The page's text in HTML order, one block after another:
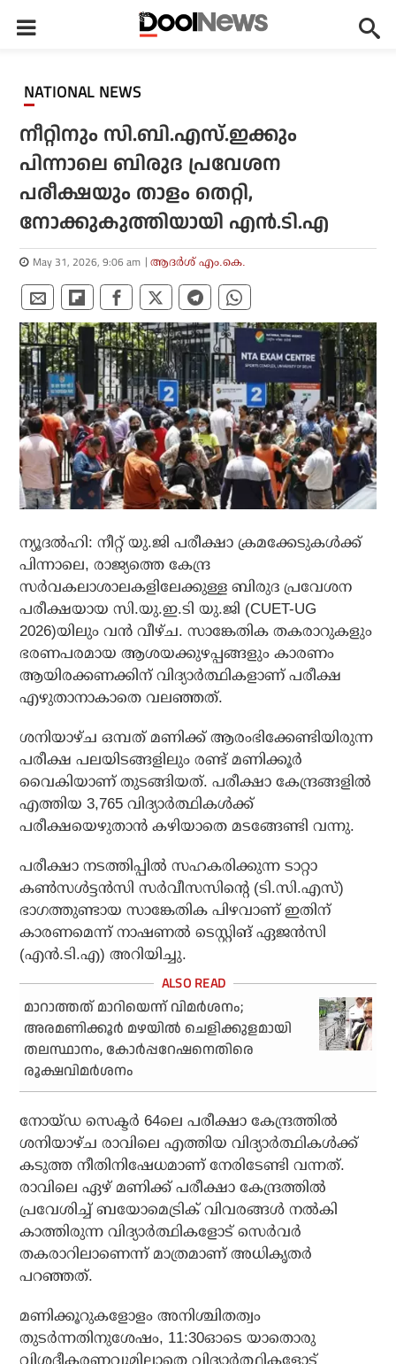
NATIONAL NEWS
നീറ്റിനും സി.ബി.എസ്.ഇക്കും
പിന്നാലെ ബിരുദ പ്രവേശന
പരീക്ഷയും താളം തെറ്റി,
നോക്കുകുത്തിയായി എന്‍.ടി.എ
May 31, 2026, 9:06 am ആദർശ് എം.കെ.
ന്യൂദല്‍ഹി: നീറ്റ് യു.ജി പരീക്ഷാ ക്രമക്കേടുകള്‍ക്ക്
പിന്നാലെ, രാജ്യത്തെ കേന്ദ്ര
സര്‍വകലാശാലകളിലേക്കുള്ള ബിരുദ പ്രവേശന
പരീക്ഷയായ സി.യു.ഇ.ടി യു.ജി (CUET-UG
2026)യിലും വന്‍ വീഴ്ച. സാങ്കേതിക തകരാറുകളും
ഭരണപരമായ ആശയക്കുഴപ്പങ്ങളും കാരണം
ആയിരക്കണക്കിന് വിദ്യാര്‍ത്ഥികളാണ് പരീക്ഷ
എഴുതാനാകാതെ വലഞ്ഞത്.
ശനിയാഴ്ച ഒമ്പത്‌ മണിക്ക് ആരംഭിക്കേണ്ടിയിരുന്ന
പരീക്ഷ പലയിടങ്ങളിലും രണ്ട് മണിക്കൂര്‍
വൈകിയാണ് തുടങ്ങിയത്. പരീക്ഷാ കേന്ദ്രങ്ങളില്‍
എത്തിയ 3,765 വിദ്യാര്‍ത്ഥികള്‍ക്ക്
പരീക്ഷയെഴുതാന്‍ കഴിയാതെ മടങ്ങേണ്ടി വന്നു.
പരീക്ഷാ നടത്തിപ്പില്‍ സഹകരിക്കുന്ന ടാറ്റാ
കണ്‍സള്‍ട്ടന്‍സി സര്‍വീസസിന്റെ (ടി.സി.എസ്)
ഭാഗത്തുണ്ടായ സാങ്കേതിക പിഴവാണ് ഇതിന്
കാരണമെന്ന് നാഷണല്‍ ടെസ്റ്റിങ് ഏജന്‍സി
(എന്‍.ടി.എ) അറിയിച്ചു.
മാറാത്തത് മാറിയെന്ന് വിമര്‍ശനം;
അരമണിക്കൂര്‍ മഴയില്‍ ചെളിക്കുളമായി
തലസ്ഥാനം, കോര്‍പ്പറേഷനെതിരെ
രൂക്ഷവിമര്‍ശനം
നോയ്ഡ സെക്ടര്‍ 64ലെ പരീക്ഷാ കേന്ദ്രത്തില്‍
ശനിയാഴ്ച രാവിലെ എത്തിയ വിദ്യാര്‍ത്ഥികള്‍ക്ക്
കടുത്ത നീതിനിഷേധമാണ് നേരിടേണ്ടി വന്നത്.
രാവിലെ ഏഴ് മണിക്ക് പരീക്ഷാ കേന്ദ്രത്തില്‍
പ്രവേശിച്ച് ബയോമെട്രിക് വിവരങ്ങള്‍ നല്‍കി
കാത്തിരുന്ന വിദ്യാര്‍ത്ഥികളോട് സെര്‍വര്‍
തകരാറിലാണെന്ന് മാത്രമാണ് അധികൃതര്‍
പറഞ്ഞത്.
മണിക്കൂറുകളോളം അനിശ്ചിതത്വം
തുടര്‍ന്നതിനുശേഷം, 11:30ഓടെ യാതൊരു
വിശദീകരണവുമില്ലാതെ വിദ്യാര്‍ത്ഥികളോട്